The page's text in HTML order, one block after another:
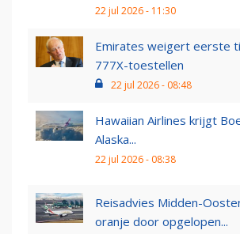
22 jul 2026 - 11:30
Emirates weigert eerste
777X-toestellen
22 jul 2026 - 08:48
Hawaiian Airlines krijgt
Alaska...
22 jul 2026 - 08:38
Reisadvies Midden-
oranje door opgelopen...